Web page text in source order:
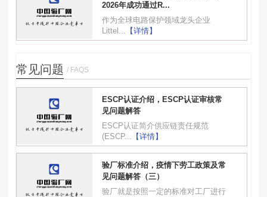
2026年成功通过R...
作为全球电路保护领域龙头企业
Littel... 【详情】
常见问题 / FAQS
ESCP认证介绍，ESCP认证审核常
见问题解答
ESCP认证简介供应链责任规范
(ESCP... 【详情】
验厂标准介绍，疫情下劳工政策及常
见问题解答（三）
验厂就是按照一定的标准对工厂进行